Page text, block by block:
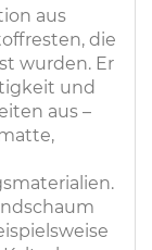
aus
die
wurden. Er
und
aus –